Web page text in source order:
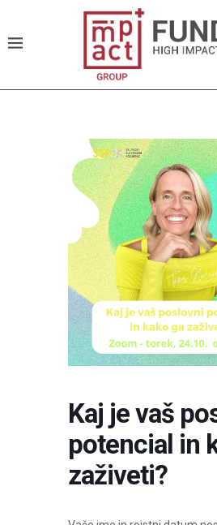
Kaj je vaš
potencial in
zaživeti?